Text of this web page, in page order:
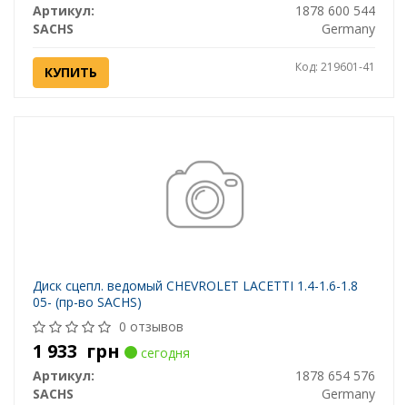
Артикул:
1878 600 544
SACHS
Germany
КУПИТЬ Код: 219601-41
Диск сцепл. ведомый CHEVROLET LACETTI 1.4-1.6-1.8
05- (пр-во SACHS)
0 отзывов
1 933 грн
сегодня
Артикул:
1878 654 576
SACHS
Germany